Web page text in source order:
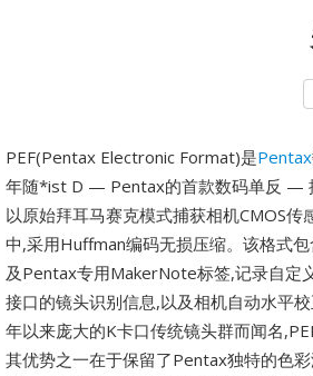
PEF(Pentax Electronic Format)是Pentax
年随*ist D — Pentax的首款数码单反 —
以原始拜耳马赛克模式捕获相机CMOS
中,采用Huffman编码无损压缩。该格式
及Pentax专用MakerNote标签,记录自定
接口的镜头识别信息,以及相机自动水平
年以来庞大的K卡口传统镜头群而闻名
其优势之一在于保留了Pentax独特的色